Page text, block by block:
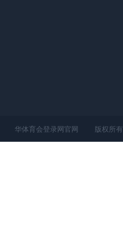
华体育会登录网官网 版权所有